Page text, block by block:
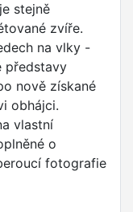
stejně
zvíře.
na vlky -
představy
nově získané
obhájci.
vlastní
o
fotografie